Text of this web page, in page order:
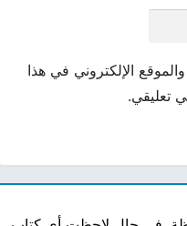
الإلكتروني في هذا
تعليقي.